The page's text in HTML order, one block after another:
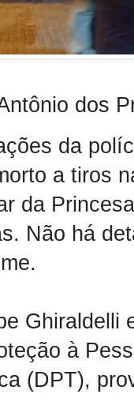
dos
da
a tiros
da
Não há
Ghiraldelli
à
(DPT),